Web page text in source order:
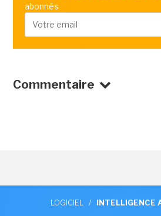
abonnés
Commentaire
LOGICIEL / INTELLIGENCE